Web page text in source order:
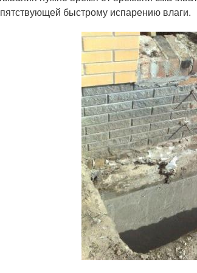
быстрому испарению влаги.